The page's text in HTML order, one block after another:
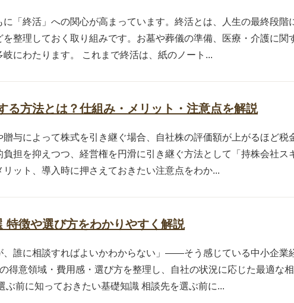
「終活」への関心が高まっています。終活とは、人生の最終段階
整理しておく取り組みです。お墓や葬儀の準備、医療・介護に関
にわたります。 これまで終活は、紙のノート...
る方法とは？仕組み・メリット・注意点を解説
与によって株式を引き継ぐ場合、自社株の評価額が上がるほど税
担を抑えつつ、経営権を円滑に引き継ぐ方法として「持株会社ス
ット、導入時に押さえておきたい注意点をわか...
特徴や選び方をわかりやすく解説
、誰に相談すればよいかわからない」——そう感じている中小企業
得意領域・費用感・選び方を整理し、自社の状況に応じた最適な
ぶ前に知っておきたい基礎知識 相談先を選ぶ前に...